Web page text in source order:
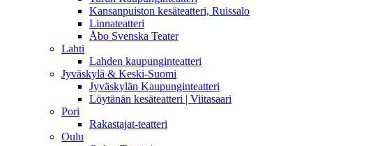
Kansanpuiston kesäteatteri, Ruissalo
Linnateatteri
Åbo Svenska Teater
Lahti
Lahden kaupunginteatteri
Jyväskylä & Keski-Suomi
Jyväskylän Kaupunginteatteri
Löytänän kesäteatteri | Viitasaari
Pori
Rakastajat-teatteri
Oulu